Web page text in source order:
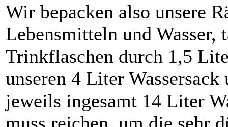
Wir bepacken also unsere
Lebensmitteln und Wasser,
Trinkflaschen durch 1,5
unseren 4 Liter
jeweils ingesamt 14 Liter